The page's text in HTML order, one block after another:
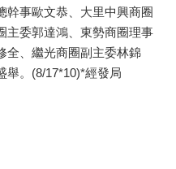
幹事歐文恭、大里中興商圈
主委郭達鴻、東勢商圈理事
全、繼光商圈副主委林錦
舉。(8/17*10)*經發局